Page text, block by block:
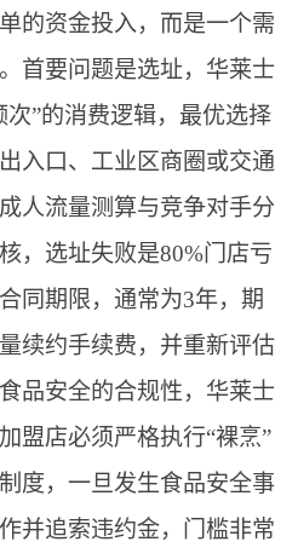
资金投入，而是一个需
首要问题是选址，华莱士
”的消费逻辑，最优选择
入口、工业区商圈或交通
人流量测算与竞争对手分
，选址失败是80%门店亏
同期限，通常为3年，期
续约手续费，并重新评估
品安全的合规性，华莱士
盟店必须严格执行“裸烹”
度，一旦发生食品安全事
并追索违约金，门槛非常